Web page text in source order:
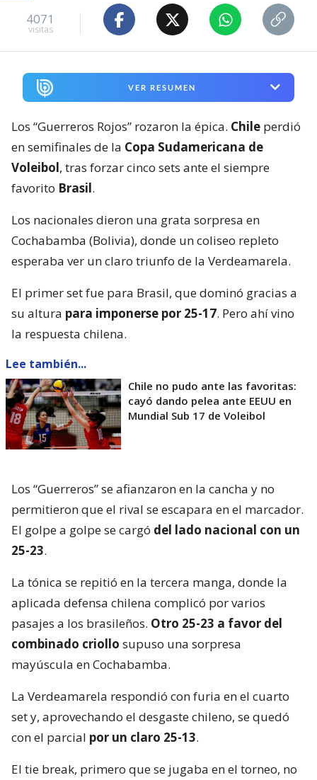
4071
visitas
VER RESUMEN
Los “Guerreros Rojos” rozaron la épica. Chile perdió
en semifinales de la Copa Sudamericana de
Voleibol, tras forzar cinco sets ante el siempre
favorito Brasil.
Los nacionales dieron una grata sorpresa en
Cochabamba (Bolivia), donde un coliseo repleto
esperaba ver un claro triunfo de la Verdeamarela.
El primer set fue para Brasil, que dominó gracias a
su altura para imponerse por 25-17. Pero ahí vino
la respuesta chilena.
Lee también...
Chile no pudo ante las favoritas:
cayó dando pelea ante EEUU en
Mundial Sub 17 de Voleibol
Los “Guerreros” se afianzaron en la cancha y no
permitieron que el rival se escapara en el marcador.
El golpe a golpe se cargó del lado nacional con un
25-23.
La tónica se repitió en la tercera manga, donde la
aplicada defensa chilena complicó por varios
pasajes a los brasileños. Otro 25-23 a favor del
combinado criollo supuso una sorpresa
mayúscula en Cochabamba.
La Verdeamarela respondió con furia en el cuarto
set y, aprovechando el desgaste chileno, se quedó
con el parcial por un claro 25-13.
El tie break, primero que se jugaba en el torneo, no